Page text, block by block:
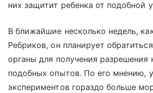
них защитит ребенка от подобной
В ближайшие несколько недель,
Ребриков, он планирует
органы для получения разрешения
подобных опытов. По его мнению,
экспериментов гораздо больше